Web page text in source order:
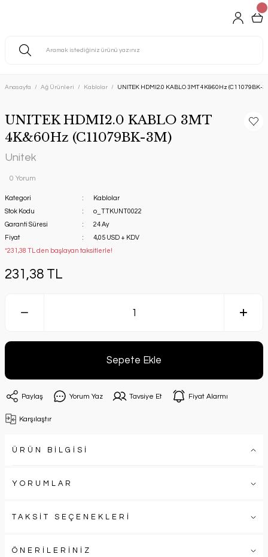
Anasayfa Ağ Ürünleri Kablolar UNITEK HDMI2.0 KABLO 3MT 4K&60Hz (C11079BK-
UNITEK HDMI2.0 KABLO 3MT
4K&60Hz (C11079BK-3M)
Unitek
0 Yorum
Kategori
Kablolar
Stok Kodu
o_TTKUNT0022
Garanti Süresi
24 Ay
Fiyat
4,05 USD + KDV
*231,38 TL den başlayan taksitlerle!
231,38 TL
Sepete Ekle
Paylaş Yorum Yaz Tavsiye Et Fiyat Alarmı
Karşılaştır
ÜRÜN BİLGİSİ
YORUMLAR
TAKSİT SEÇENEKLERİ
ÖNERİLERİNİZ